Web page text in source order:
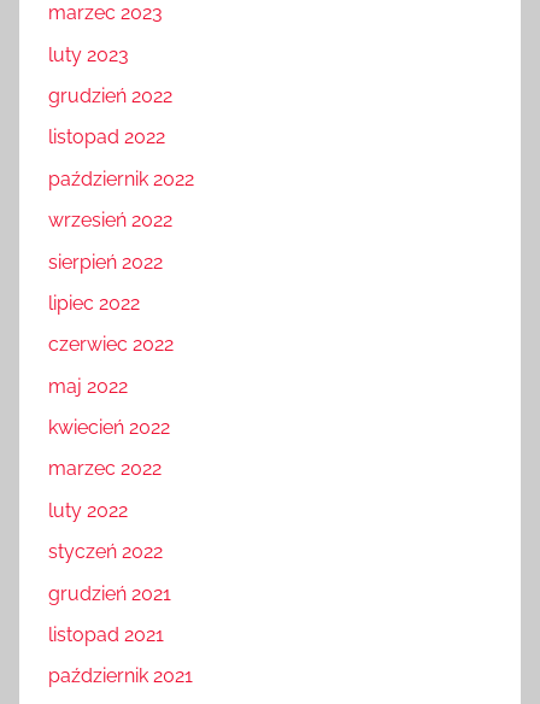
marzec 2023
luty 2023
grudzień 2022
listopad 2022
październik 2022
wrzesień 2022
sierpień 2022
lipiec 2022
czerwiec 2022
maj 2022
kwiecień 2022
marzec 2022
luty 2022
styczeń 2022
grudzień 2021
listopad 2021
październik 2021